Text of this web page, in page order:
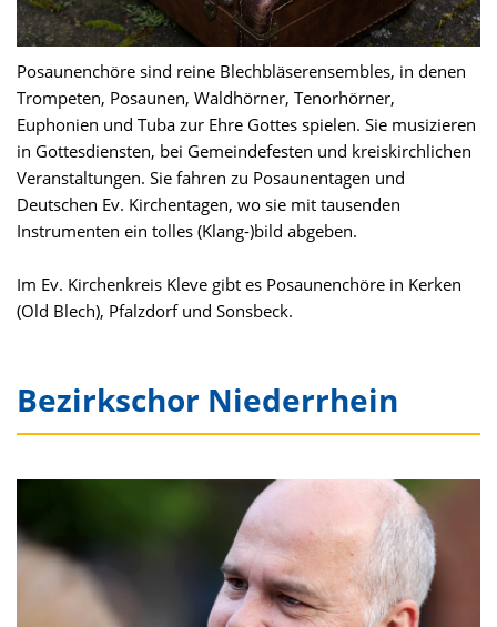
Posaunenchöre sind reine Blechbläserensembles, in denen
Trompeten, Posaunen, Waldhörner, Tenorhörner,
Euphonien und Tuba zur Ehre Gottes spielen. Sie musizieren
in Gottesdiensten, bei Gemeindefesten und kreiskirchlichen
Veranstaltungen. Sie fahren zu Posaunentagen und
Deutschen Ev. Kirchentagen, wo sie mit tausenden
Instrumenten ein tolles (Klang-)bild abgeben.
Im Ev. Kirchenkreis Kleve gibt es Posaunenchöre in Kerken
(Old Blech), Pfalzdorf und Sonsbeck.
Bezirkschor Niederrhein